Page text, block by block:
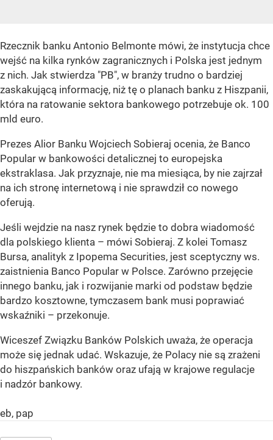
Rzecznik banku Antonio Belmonte mówi, że instytucja chce
wejść na kilka rynków zagranicznych i Polska jest jednym
z nich. Jak stwierdza "PB", w branży trudno o bardziej
zaskakującą informację, niż tę o planach banku z Hiszpanii,
która na ratowanie sektora bankowego potrzebuje ok. 100
mld euro.
Prezes Alior Banku Wojciech Sobieraj ocenia, że Banco
Popular w bankowości detalicznej to europejska
ekstraklasa. Jak przyznaje, nie ma miesiąca, by nie zajrzał
na ich stronę internetową i nie sprawdził co nowego
oferują.
Jeśli wejdzie na nasz rynek będzie to dobra wiadomość
dla polskiego klienta – mówi Sobieraj. Z kolei Tomasz
Bursa, analityk z Ipopema Securities, jest sceptyczny ws.
zaistnienia Banco Popular w Polsce. Zarówno przejęcie
innego banku, jak i rozwijanie marki od podstaw będzie
bardzo kosztowne, tymczasem bank musi poprawiać
wskaźniki – przekonuje.
Wiceszef Związku Banków Polskich uważa, że operacja
może się jednak udać. Wskazuje, że Polacy nie są zrażeni
do hiszpańskich banków oraz ufają w krajowe regulacje
i nadzór bankowy.
eb, pap